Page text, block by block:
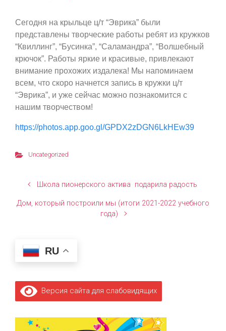
Сегодня на крыльце ц/т “Эврика” были
представлены творческие работы ребят из кружков
“Квиллинг”, “Бусинка”, “Саламандра”, “Волшебный
крючок”. Работы яркие и красивые, привлекают
внимание прохожих издалека! Мы напоминаем
всем, что скоро начнется запись в кружки ц/т
“Эврика”, и уже сейчас можно познакомится с
нашим творчеством!
https://photos.app.goo.gl/GPDX2zDGN6LkHEw39
Uncategorized
Школа пионерского актива подарила радость
Дом, который построили мы (итоги 2021-2022 учебного
года)
RU
Версия сайта для слабовидящих